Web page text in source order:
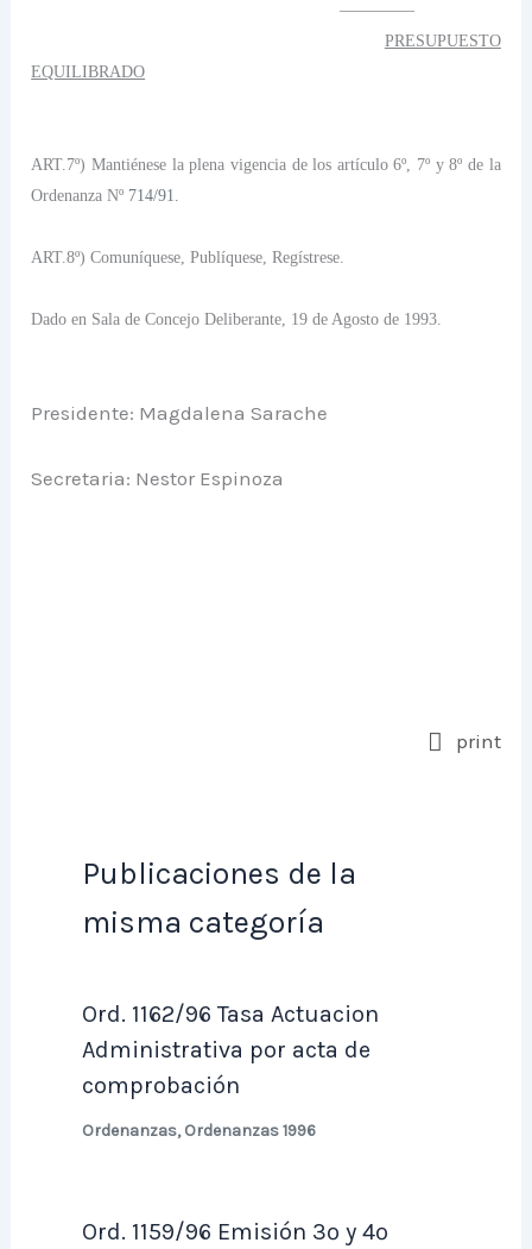
————–
PRESUPUESTO
EQUILIBRADO
ART.7º) Mantiénese la plena vigencia de los artículo 6º, 7º y 8º de la
Ordenanza Nº 714/91.
ART.8º) Comuníquese, Publíquese, Regístrese.
Dado en Sala de Concejo Deliberante, 19 de Agosto de 1993.
Presidente: Magdalena Sarache
Secretaria: Nestor Espinoza
print
Publicaciones de la
misma categoría
Ord. 1162/96 Tasa Actuacion
Administrativa por acta de
comprobación
Ordenanzas,Ordenanzas 1996
Ord. 1159/96 Emisión 3º y 4º